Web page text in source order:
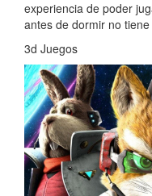
experiencia de poder
antes de dormir no
3d Juegos